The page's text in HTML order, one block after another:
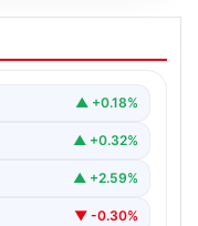
Seviyeli
Halen▲ +0.18%
▲ +0.32%
▲ +2.59%
▼ -0.30%